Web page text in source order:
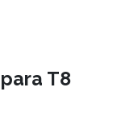
T8